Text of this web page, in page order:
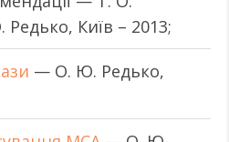
Київ – 2013;
— О. Ю. Редько,